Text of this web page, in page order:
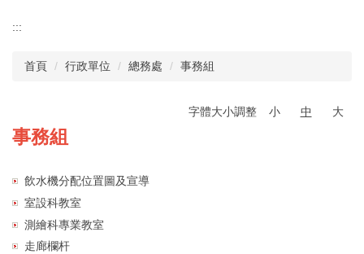
其他單位
請購系統
:::
首頁 行政單位 總務處 事務組
字體大小調整 小 中 大
事務組
飲水機分配位置圖及宣導
室設科教室
測繪科專業教室
走廊欄杆